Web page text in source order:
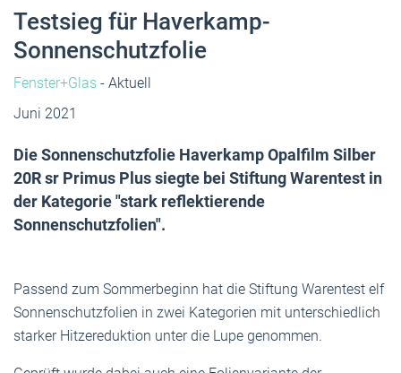
Testsieg für Haverkamp-
Sonnenschutzfolie
Fenster+Glas - Aktuell
Juni 2021
Die Sonnenschutzfolie Haverkamp Opalfilm Silber
20R sr Primus Plus siegte bei Stiftung Warentest in
der Kategorie "stark reflektierende
Sonnenschutzfolien".
Passend zum Sommerbeginn hat die Stiftung Warentest elf
Sonnenschutzfolien in zwei Kategorien mit unterschiedlich
starker Hitzereduktion unter die Lupe genommen.